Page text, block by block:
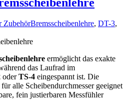
ZubehörBremsscheibenlehre, DT-3,
ermöglicht das exakte
das Laufrad im
oderTS-4 eingespannt ist. Die
alle Scheibendurchmesser geeignet
fein justierbaren Messfühler